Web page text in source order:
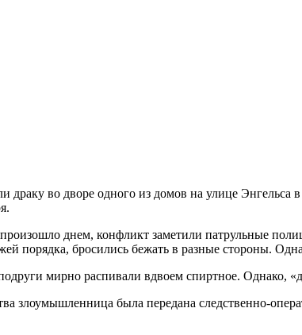
драку во дворе одного из домов на улице
днем, конфликт заметили патрульные
порядка, бросились бежать в разные стороны.
мирно распивали вдвоем спиртное. Однако,
злоумышленница была передана следственно-